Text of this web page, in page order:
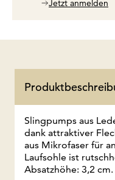
Jetzt anmelden
Slingpumps aus
dank attraktiver
aus Mikrofaser für
Laufsohle ist
Absatzhöhe: 3,2